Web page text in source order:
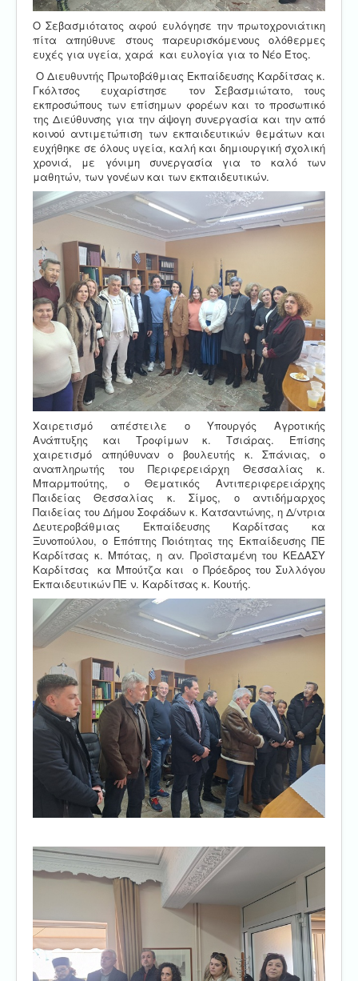
Ο Σεβασμιότατος αφού ευλόγησε την πρωτοχρονιάτικη
πίτα απηύθυνε στους παρευρισκόμενους ολόθερμες
ευχές για υγεία, χαρά και ευλογία για το Νέο Έτος.
Ο Διευθυντής Πρωτοβάθμιας Εκπαίδευσης Καρδίτσας κ.
Γκόλτσος ευχαρίστησε τον Σεβασμιώτατο, τους
εκπροσώπους των επίσημων φορέων και το προσωπικό
της Διεύθυνσης για την άψογη συνεργασία και την από
κοινού αντιμετώπιση των εκπαιδευτικών θεμάτων και
ευχήθηκε σε όλους υγεία, καλή και δημιουργική σχολική
χρονιά, με γόνιμη συνεργασία για το καλό των
μαθητών, των γονέων και των εκπαιδευτικών.
Χαιρετισμό απέστειλε ο Υπουργός Αγροτικής
Ανάπτυξης και Τροφίμων κ. Τσιάρας. Επίσης
χαιρετισμό απηύθυναν ο βουλευτής κ. Σπάνιας, ο
αναπληρωτής του Περιφερειάρχη Θεσσαλίας κ.
Μπαρμπούτης, ο Θεματικός Αντιπεριφερειάρχης
Παιδείας Θεσσαλίας κ. Σίμος, ο αντιδήμαρχος
Παιδείας του Δήμου Σοφάδων κ. Κατσαντώνης, η Δ/ντρια
Δευτεροβάθμιας Εκπαίδευσης Καρδίτσας κα
Ξυνοπούλου, ο Επόπτης Ποιότητας της Εκπαίδευσης ΠΕ
Καρδίτσας κ. Μπότας, η αν. Προϊσταμένη του ΚΕΔΑΣΥ
Καρδίτσας κα Μπούτζα και ο Πρόεδρος του Συλλόγου
Εκπαιδευτικών ΠΕ ν. Καρδίτσας κ. Κουτής.